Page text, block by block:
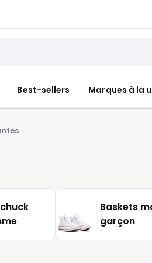
Best-sellers Marques à la
Baskets
garçon